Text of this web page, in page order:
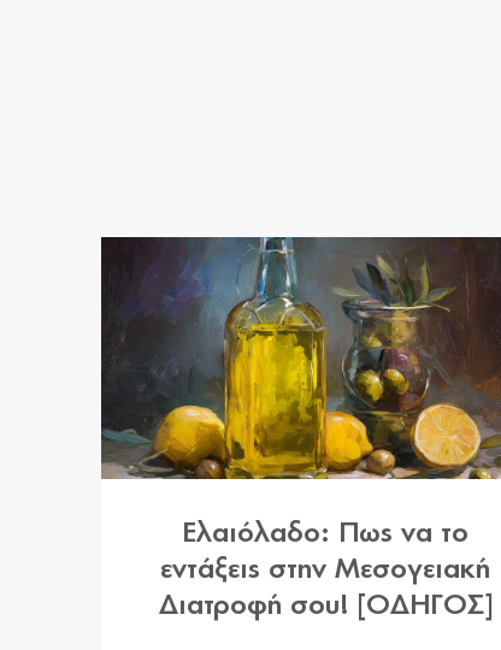
Ελαιόλαδο: Πως να το
εντάξεις στην Μεσογειακή
Διατροφή σου! [ΟΔΗΓΟΣ]